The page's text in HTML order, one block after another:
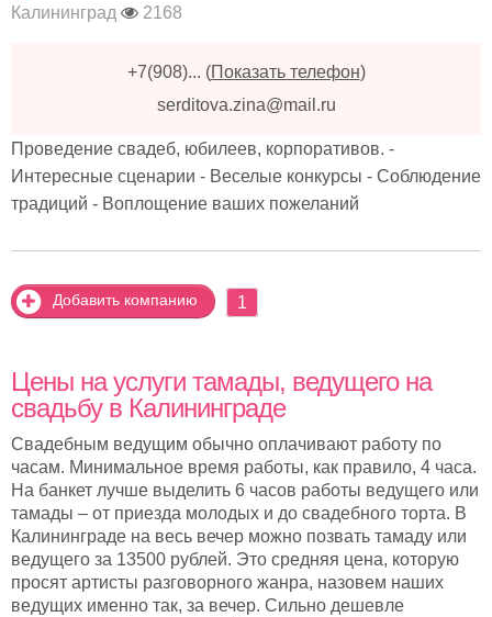
Калининград 2168
+7(908)... (Показать телефон)
serditova.zina@mail.ru
Проведение свадеб, юбилеев, корпоративов. -
Интересные сценарии - Веселые конкурсы - Соблюдение
традиций - Воплощение ваших пожеланий
Добавить компанию 1
Цены на услуги тамады, ведущего на
свадьбу в Калининграде
Свадебным ведущим обычно оплачивают работу по
часам. Минимальное время работы, как правило, 4 часа.
На банкет лучше выделить 6 часов работы ведущего или
тамады – от приезда молодых и до свадебного торта. В
Калининграде на весь вечер можно позвать тамаду или
ведущего за 13500 рублей. Это средняя цена, которую
просят артисты разговорного жанра, назовем наших
ведущих именно так, за вечер. Сильно дешевле